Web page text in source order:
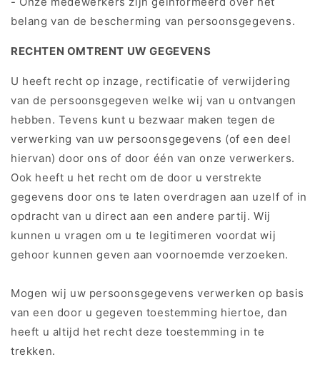
belang van de bescherming van persoonsgegevens.
RECHTEN OMTRENT UW GEGEVENS
U heeft recht op inzage, rectificatie of verwijdering
van de persoonsgegeven welke wij van u ontvangen
hebben. Tevens kunt u bezwaar maken tegen de
verwerking van uw persoonsgegevens (of een deel
hiervan) door ons of door één van onze verwerkers.
Ook heeft u het recht om de door u verstrekte
gegevens door ons te laten overdragen aan uzelf of in
opdracht van u direct aan een andere partij. Wij
kunnen u vragen om u te legitimeren voordat wij
gehoor kunnen geven aan voornoemde verzoeken.
Mogen wij uw persoonsgegevens verwerken op basis
van een door u gegeven toestemming hiertoe, dan
heeft u altijd het recht deze toestemming in te
trekken.